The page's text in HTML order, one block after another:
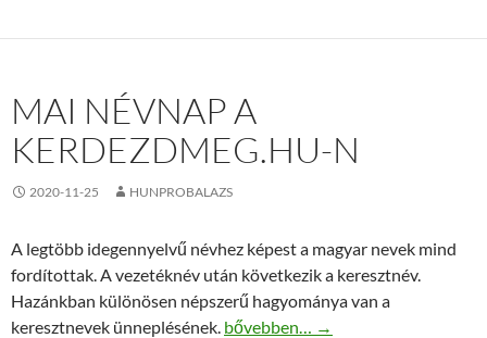
MAI NÉVNAP A
KERDEZDMEG.HU-N
2020-11-25 HUNPROBALAZS
A legtöbb idegennyelvű névhez képest a magyar nevek mind
fordítottak. A vezetéknév után következik a keresztnév.
Hazánkban különösen népszerű hagyománya van a
keresztnevek ünneplésének. Mai névnap a kerdezdmeg.hu-n
bővebben… →